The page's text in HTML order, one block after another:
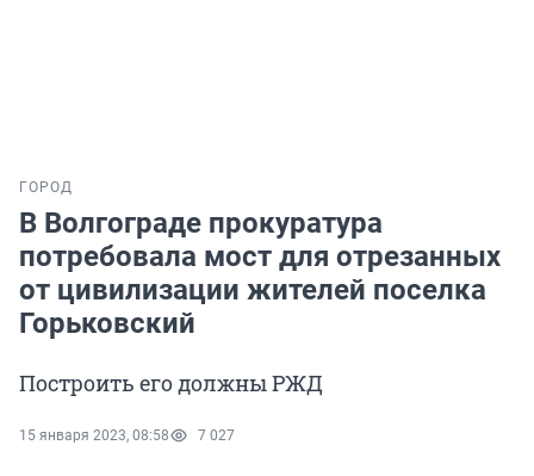
ГОРОД
В Волгограде прокуратура
потребовала мост для отрезанных
от цивилизации жителей поселка
Горьковский
Построить его должны РЖД
15 января 2023, 08:58 7 027